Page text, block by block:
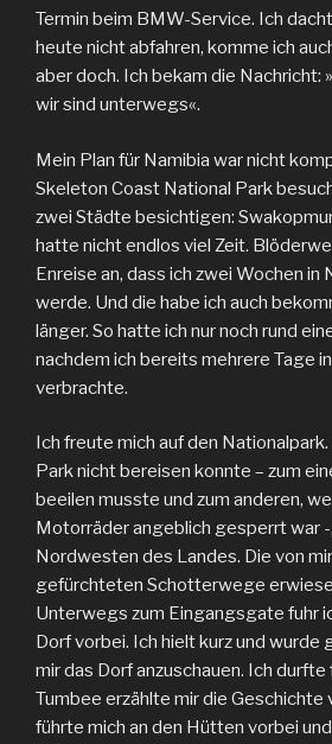
Termin beim BMW-Service. Ich
heute nicht abfahren, komme ich
aber doch. Ich bekam die Nachricht:
wir sind unterwegs«.
Mein Plan für Namibia war nicht
Skeleton Coast National Park
zwei Städte besichtigen:
hatte nicht endlos viel Zeit.
Enreise an, dass ich zwei Wochen in
werde. Und die habe ich auch
länger. So hatte ich nur noch rund
nachdem ich bereits mehrere Tage
verbrachte.
Ich freute mich auf den
Park nicht bereisen konnte – zum
beeilen musste und zum anderen,
Motorräder angeblich gesperrt war -
Nordwesten des Landes. Die von
gefürchteten Schotterwege
Unterwegs zum Eingangsgate fuhr
Dorf vorbei. Ich hielt kurz und wurde
mir das Dorf anzuschauen. Ich
Tumbee erzählte mir die Geschichte
führte mich an den Hütten vorbei